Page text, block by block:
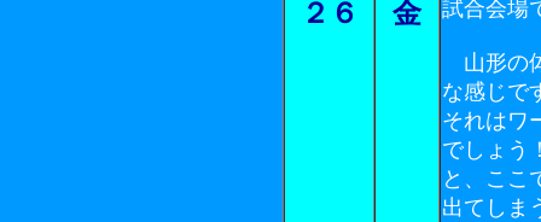
２６ 金 試合会場
山形の
な感じで
それはワ
でしょう
と、ここ
出てしま